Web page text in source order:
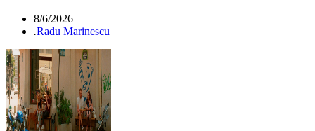
8/6/2026
.Radu Marinescu